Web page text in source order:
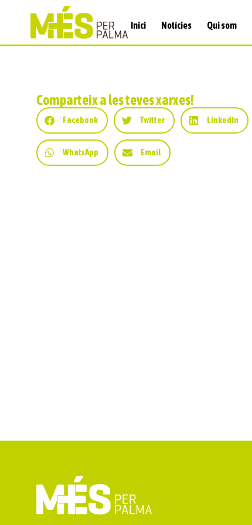
Inici Notícies Qui som
Comparteix a les teves xarxes!
Facebook Twitter LinkedIn
WhatsApp Email